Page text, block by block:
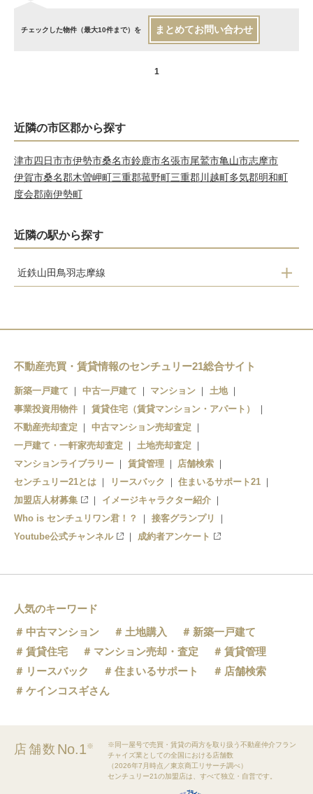
チェックした物件（最大10件まで）を まとめてお問い合わせ
1
近隣の市区郡から探す
津市四日市市伊勢市桑名市鈴鹿市名張市尾鷲市亀山市志摩市
伊賀市桑名郡木曽岬町三重郡菰野町三重郡川越町多気郡明和町
度会郡南伊勢町
近隣の駅から探す
近鉄山田鳥羽志摩線
志摩神明
不動産売買・賃貸情報のセンチュリー21総合サイト
新築一戸建て 中古一戸建て マンション
土地
事業投資用物件
賃貸住宅（賃貸マンション・アパート）
不動産売却査定
中古マンション売却査定
一戸建て・一軒家売却査定
土地売却査定
マンションライブラリー
賃貸管理
店舗検索
センチュリー21とは
リースバック
住まいるサポート21
加盟店人材募集
イメージキャラクター紹介
Who is センチュリワン君！？
接客グランプリ
Youtube公式チャンネル
成約者アンケート
人気のキーワード
中古マンション
土地購入
新築一戸建て
賃貸住宅
マンション売却・査定
賃貸管理
リースバック
住まいるサポート
店舗検索
ケインコスギさん
店舗数 No.1※
※同一屋号で売買・賃貸の両方を取り扱う不動産仲介フラン
チャイズ業としての全国における店舗数
（2026年7月時点／東京商工リサーチ調べ）
センチュリー21の加盟店は、すべて独立・自営です。